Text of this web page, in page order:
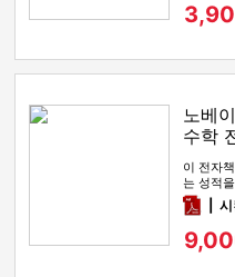
노베
수학
이 전자
는 성적
pdf